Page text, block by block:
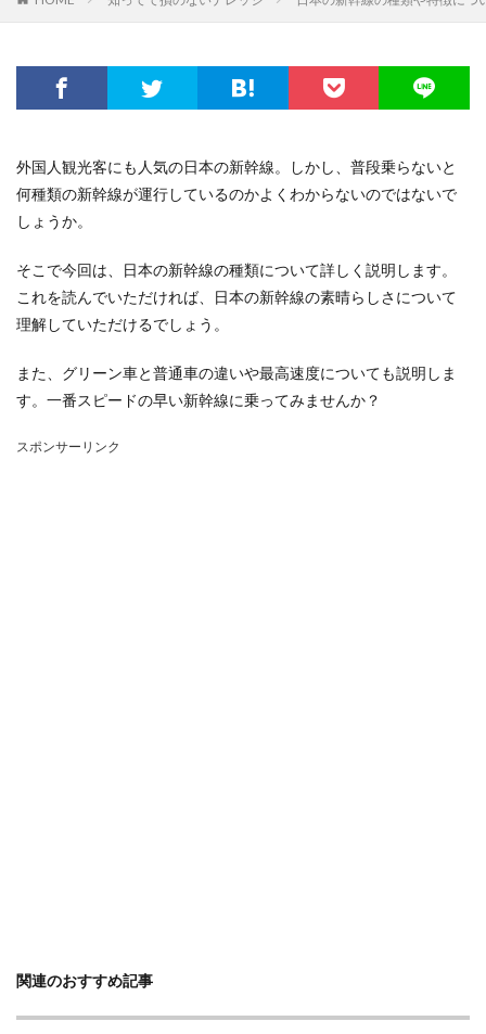
外国人観光客にも人気の日本の新幹線。しかし、普段乗らないと
何種類の新幹線が運行しているのかよくわからないのではないで
しょうか。
そこで今回は、日本の新幹線の種類について詳しく説明します。
これを読んでいただければ、日本の新幹線の素晴らしさについて
理解していただけるでしょう。
また、グリーン車と普通車の違いや最高速度についても説明しま
す。一番スピードの早い新幹線に乗ってみませんか？
スポンサーリンク
関連のおすすめ記事